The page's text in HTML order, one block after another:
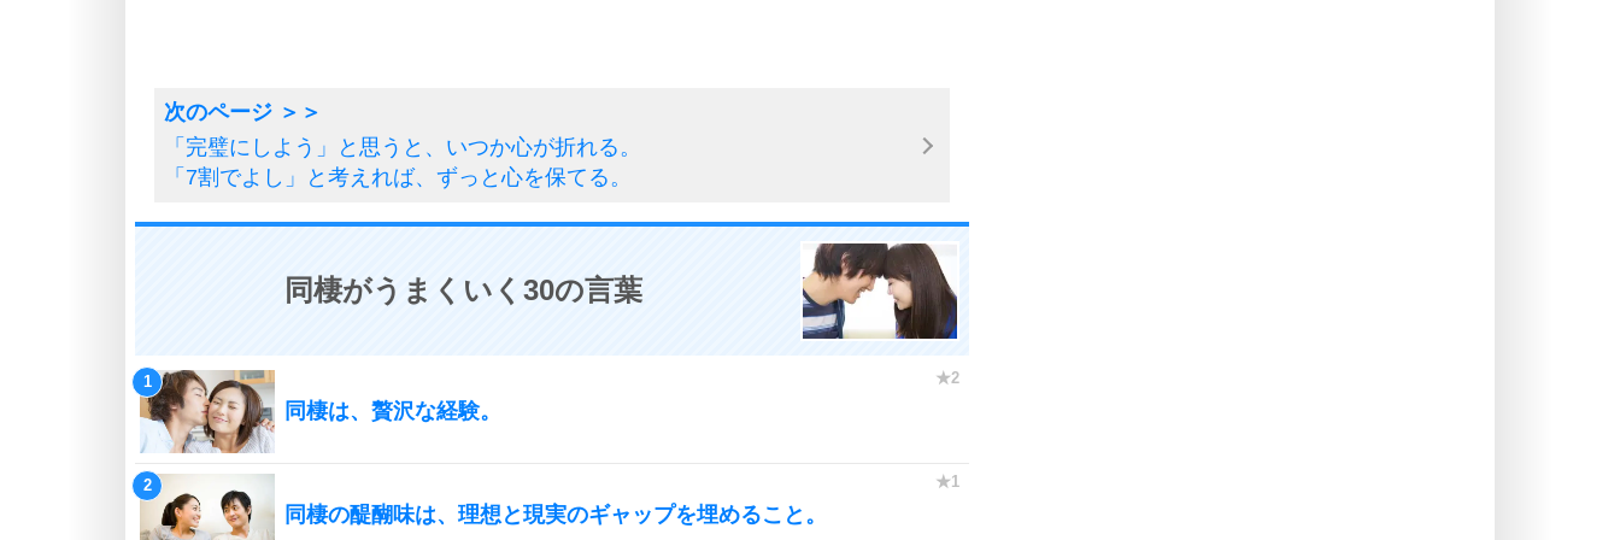
「完璧にしよう」と思うと、いつか心が折れる。
「7割でよし」と考えれば、ずっと心を保てる。
同棲がうまくいく30の言葉
同棲は、贅沢な経験。
同棲の醍醐味は、理想と現実のギャップを埋めること。